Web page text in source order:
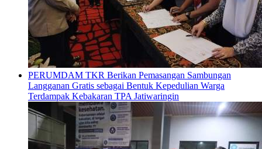
PERUMDAM TKR Berikan Pemasangan Sambungan
Langganan Gratis sebagai Bentuk Kepedulian Warga
Terdampak Kebakaran TPA Jatiwaringin